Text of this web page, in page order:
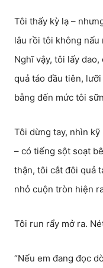
Tôi thấy kỳ lạ –
lâu rồi tôi không nấu
Nghĩ vậy, tôi lấy
quả táo đầu tiên,
bẫng đến mức tôi
Tôi dừng tay, nhìn
– có tiếng sột soạt
thận, tôi cắt đôi quả
nhỏ cuộn tròn hiện
Tôi run rẩy mở ra.
“Nếu em đang đọc